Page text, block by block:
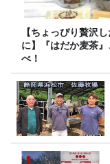
【ちょっぴり贅沢
に】『はだか麦茶
べ！